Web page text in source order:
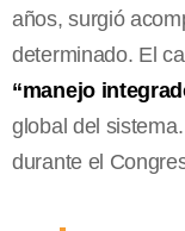
años, surgió
determinado. El
“manejo
global del
durante el